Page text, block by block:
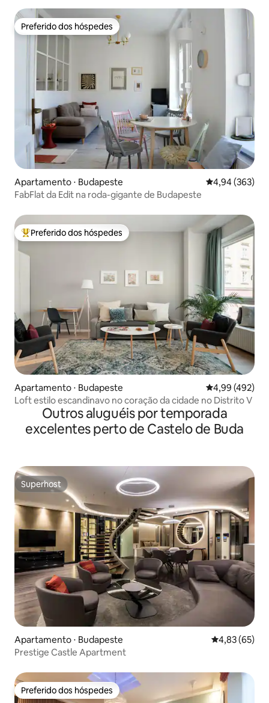
Preferido dos hóspedes
Preferido dos hóspedes
Apartamento ⋅ Budapeste 4,94 de uma
4,94 (363)
FabFlat da Edit na roda-gigante de Budapeste
Entre os melhores preferidos dos hóspedes
Preferido dos hóspedes
Apartamento ⋅ Budapeste 4,99 de uma
4,99 (492)
Loft estilo escandinavo no coração da cidade no Distrito V
Outros aluguéis por temporada
excelentes perto de Castelo de Buda
Superhost
Superhost
Apartamento ⋅ Budapeste 4,83 de uma
4,83 (65)
Prestige Castle Apartment
Preferido dos hóspedes
Preferido dos hóspedes